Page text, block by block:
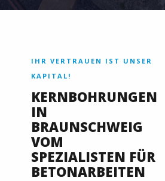
IHR VERTRAUEN IST UNSER
KAPITAL!
KERNBOHRUNGEN
IN
BRAUNSCHWEIG
VOM
SPEZIALISTEN FÜR
BETONARBEITEN